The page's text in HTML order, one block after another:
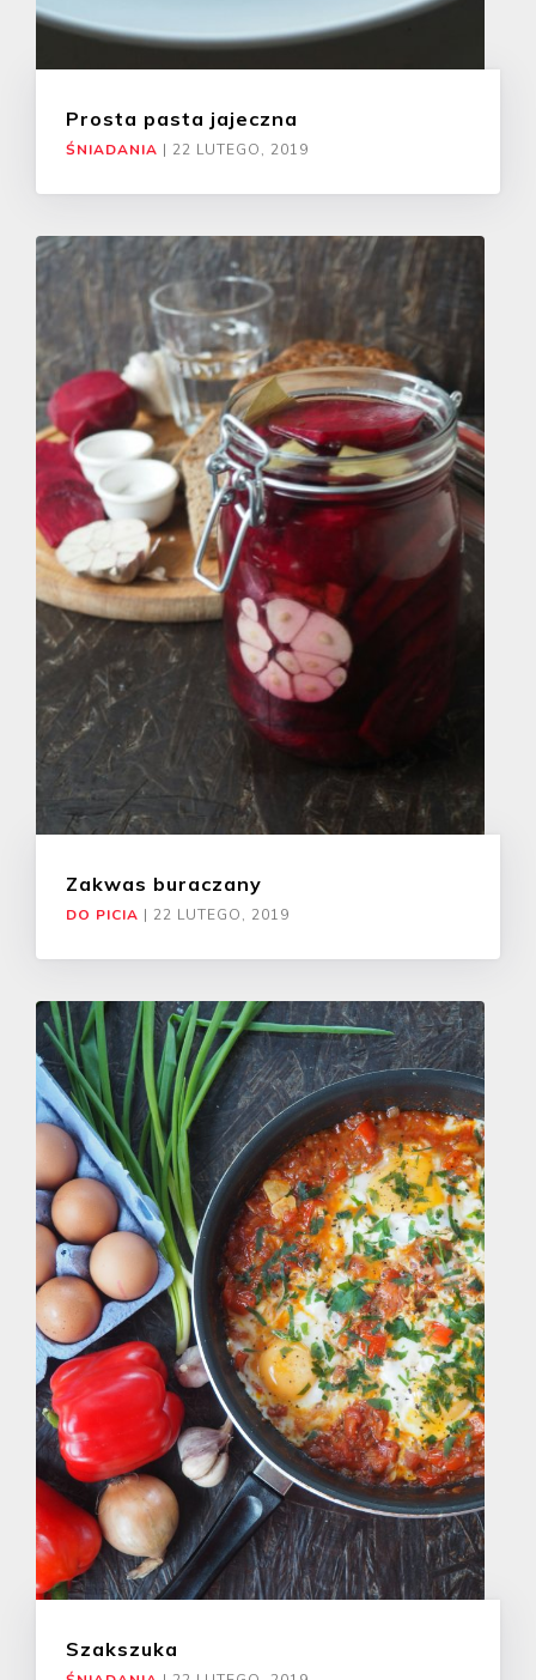
Prosta pasta jajeczna
ŚNIADANIA | 22 LUTEGO, 2019
Zakwas buraczany
DO PICIA | 22 LUTEGO, 2019
Szakszuka